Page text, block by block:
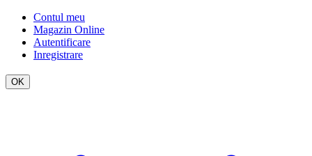
Contul meu
Magazin Online
Autentificare
Inregistrare
OK